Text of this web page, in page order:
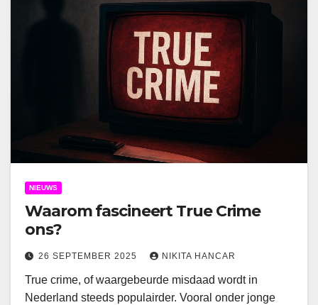
NIEUWS
Waarom fascineert True Crime
ons?
26 SEPTEMBER 2025 NIKITA HANCAR
True crime, of waargebeurde misdaad wordt in
Nederland steeds populairder. Vooral onder jonge